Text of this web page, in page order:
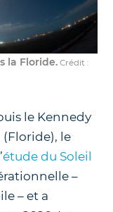
la Floride. Crédit :
le Kennedy
(Floride), le
étude du Soleil
–
– et a